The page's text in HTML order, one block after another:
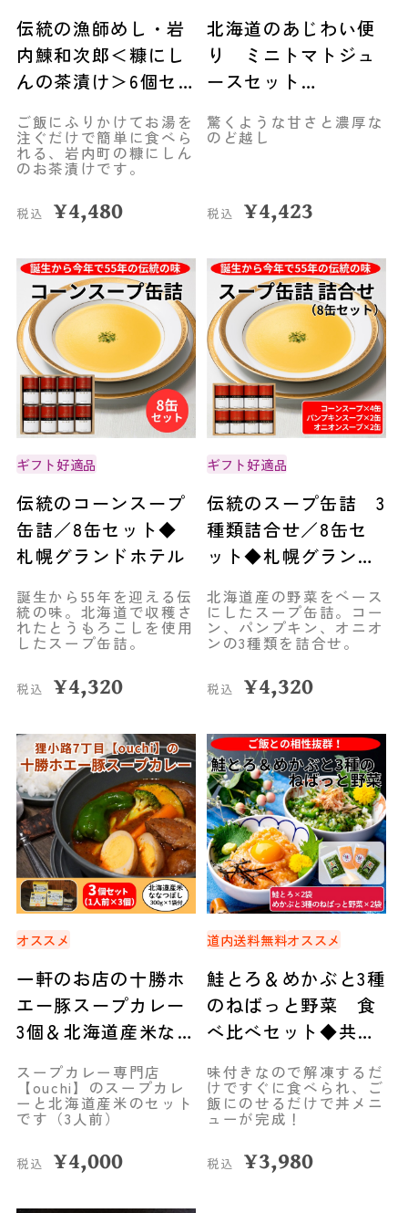
伝統の漁師めし・岩
内鰊和次郎＜糠にし
んの茶漬け＞6個セ
ない前浜市場
ご飯にふりかけてお湯を
注ぐだけで簡単に食べら
れる、岩内町の糠にしん
のお茶漬けです。
税込 ¥4,480
北海道のあじわい便
り ミニトマトジュ
ースセット
海道アグリマート
驚くような甘さと濃厚な
のど越し
税込 ¥4,423
ギフト好適品
伝統のコーンスープ
缶詰／8缶セット◆
札幌グランドホテル
誕生から55年を迎える伝
統の味。北海道で収穫さ
れたとうもろこしを使用
したスープ缶詰。
税込 ¥4,320
ギフト好適品
伝統のスープ缶詰 3
種類詰合せ／8缶セ
ット◆札幌グランド
北海道産の野菜をベース
にしたスープ缶詰。コー
ン、パンプキン、オニオ
ンの3種類を詰合せ。
税込 ¥4,320
オススメ
一軒のお店の十勝ホ
エー豚スープカレー
3個＆北海道産米なな
◆mammaCREATIVE
スープカレー専門店
【ouchi】のスープカレ
ーと北海道産米のセット
です（3人前）
税込 ¥4,000
道内送料無料オススメ
鮭とろ＆めかぶと3種
のねばっと野菜 食
べ比べセット◆共栄
味付きなので解凍するだ
けですぐに食べられ、ご
飯にのせるだけで丼メニ
ューが完成！
税込 ¥3,980